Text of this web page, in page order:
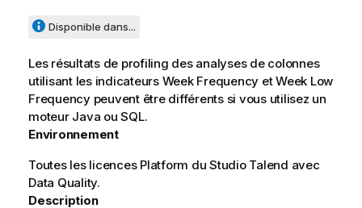
Disponible dans...
Les résultats de profiling des analyses de colonnes
utilisant les indicateurs Week Frequency et Week Low
Frequency peuvent être différents si vous utilisez un
moteur Java ou SQL.
Environnement
Toutes les licences Platform du Studio Talend avec
Data Quality.
Description